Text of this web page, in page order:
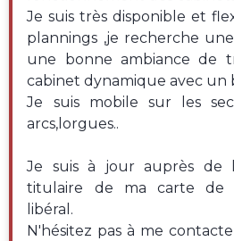
Je suis très disponible et flexible au
plannings ,je recherche
une bonne ambiance de
cabinet dynamique avec un
Je suis mobile sur les
arcs,lorgues..
Je suis à jour auprès de
titulaire de ma carte de
libéral.
N'hésitez pas à me